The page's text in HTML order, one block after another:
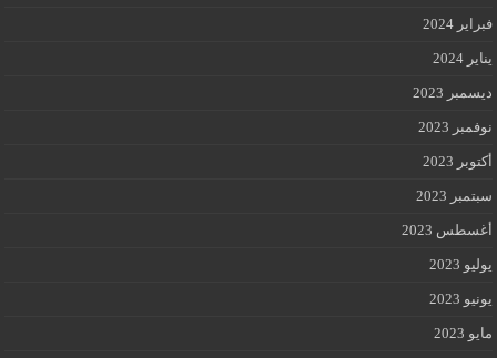
فبراير 2024
يناير 2024
ديسمبر 2023
نوفمبر 2023
أكتوبر 2023
سبتمبر 2023
أغسطس 2023
يوليو 2023
يونيو 2023
مايو 2023